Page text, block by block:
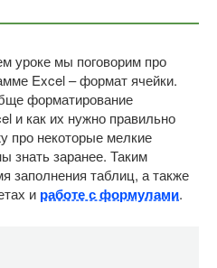
уроке мы поговорим про
Excel – формат ячейки.
форматирование
и как их нужно правильно
про некоторые мелкие
знать заранее. Таким
заполнения таблиц, а также
и работе с формулами.